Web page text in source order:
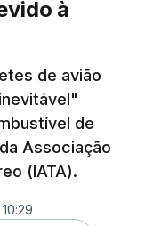
à
de avião
de
Associação
(IATA).